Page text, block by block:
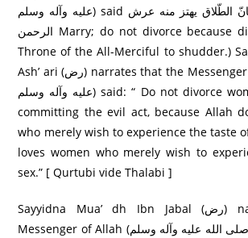
عليه وآله وسلم) said تزوّجوا ولا تطلقوا فانّ الطّلاق يهتز منه عرش
الرحمن Marry; do not divorce because divorce causes the
Throne of the All-Merciful to shudder.)
Ash’ ari (رض) narrates that the Messenger of Allah (صلى الله
عليه وآله وسلم) said: “ Do not divorce women without their
committing the evil act, because Allah
who merely wish to experience the taste
loves women who merely wish to
sex.” [ Qurtubi vide Thalabi ]
Sayyidna Mua’ dh Ibn Jabal (رض) narrates that the
Messenger of Allah (صلى الله عليه وآله وسلم) said: “ Allah has